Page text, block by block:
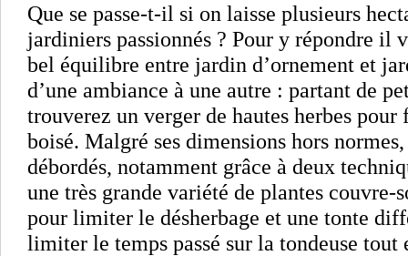
Que se passe-t-il si on laisse plusieurs
jardiniers passionnés ? Pour y répondre il
bel équilibre entre jardin d’ornement et
d’une ambiance à une autre : partant de
trouverez un verger de hautes herbes
boisé. Malgré ses dimensions hors
débordés, notamment grâce à deux
une très grande variété de plantes couvre-
pour limiter le désherbage et une tonte
limiter le temps passé sur la tondeuse